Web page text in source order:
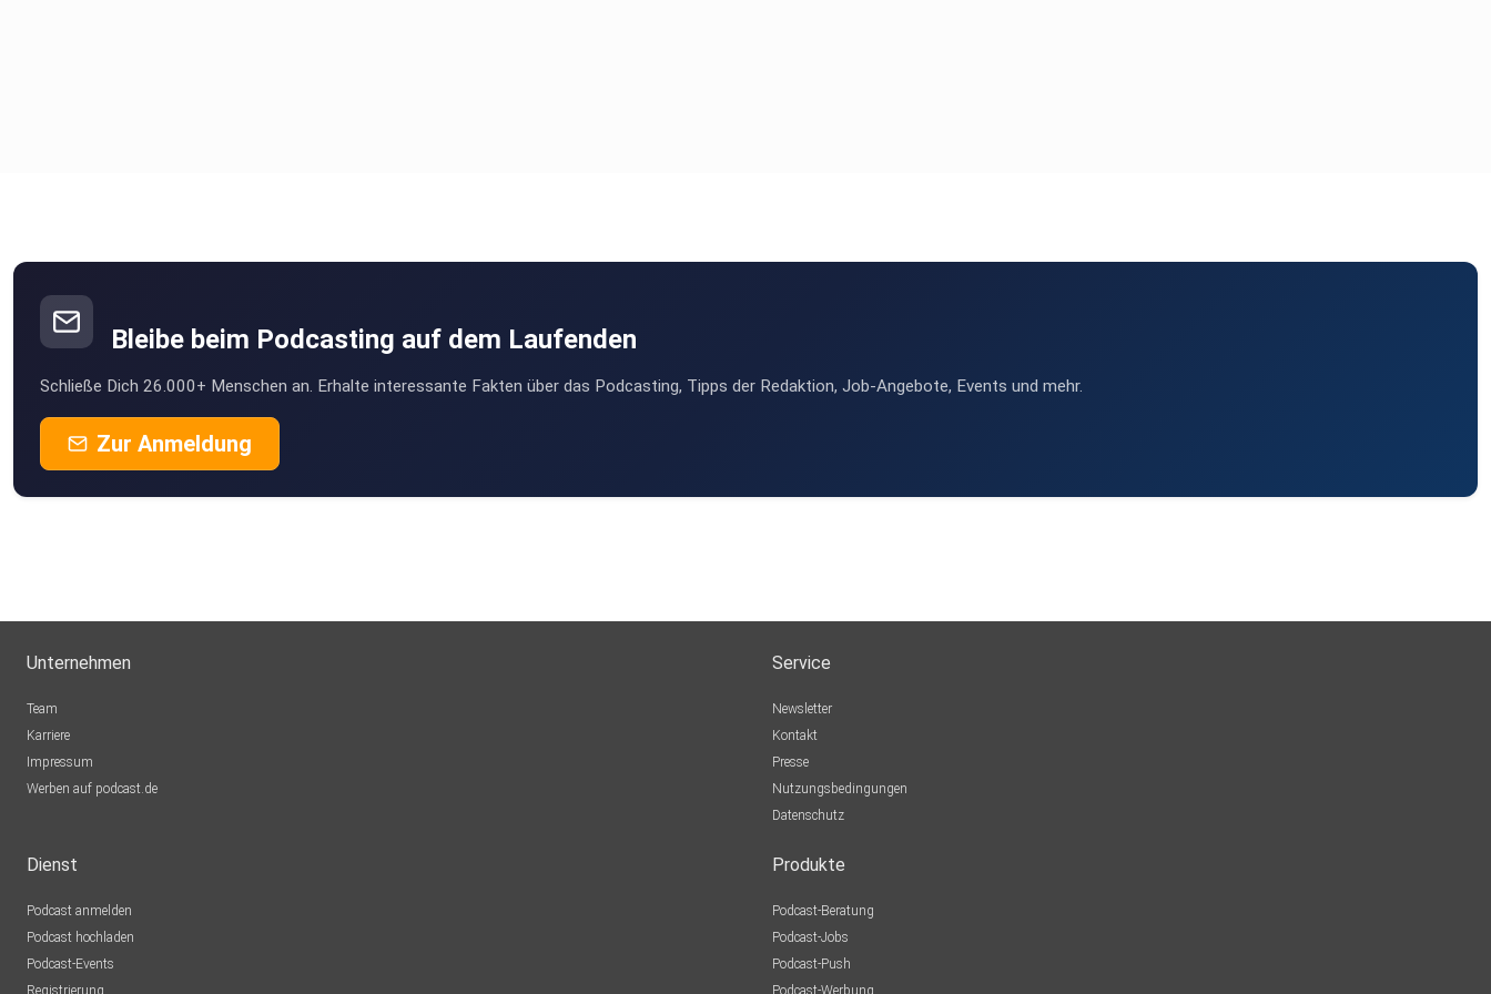
Bleibe beim Podcasting auf dem Laufenden
Schließe Dich 26.000+ Menschen an. Erhalte interessante Fakten über das Podcasting, Tipps der Redaktion, Job-Angebote, Events und mehr.
Zur Anmeldung
Unternehmen
Team
Karriere
Impressum
Werben auf podcast.de
Service
Newsletter
Kontakt
Presse
Nutzungsbedingungen
Datenschutz
Dienst
Podcast anmelden
Podcast hochladen
Podcast-Events
Registrierung
Produkte
Podcast-Beratung
Podcast-Jobs
Podcast-Push
Podcast-Werbung